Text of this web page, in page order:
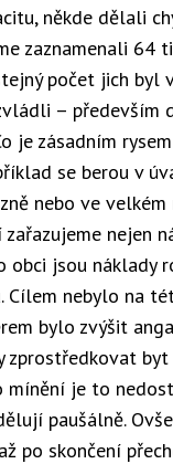
někde dělali
zaznamenali 64
počet jich byl
– především
je zásadním
se berou v
nebo ve
nejen
obci jsou
Cílem nebylo na
bylo zvýšit
zprostředkovat
mínění je to
paušálně.
po skončení